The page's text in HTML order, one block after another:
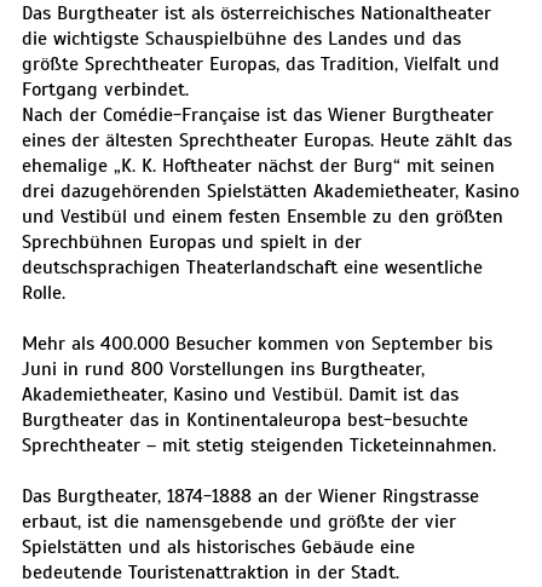
Das Burgtheater ist als österreichisches Nationaltheater
die wichtigste Schauspielbühne des Landes und das
größte Sprechtheater Europas, das Tradition, Vielfalt und
Fortgang verbindet.
Nach der Comédie-Française ist das Wiener Burgtheater
eines der ältesten Sprechtheater Europas. Heute zählt das
ehemalige „K. K. Hoftheater nächst der Burg“ mit seinen
drei dazugehörenden Spielstätten Akademietheater, Kasino
und Vestibül und einem festen Ensemble zu den größten
Sprechbühnen Europas und spielt in der
deutschsprachigen Theaterlandschaft eine wesentliche
Rolle.
Mehr als 400.000 Besucher kommen von September bis
Juni in rund 800 Vorstellungen ins Burgtheater,
Akademietheater, Kasino und Vestibül. Damit ist das
Burgtheater das in Kontinentaleuropa best-besuchte
Sprechtheater – mit stetig steigenden Ticketeinnahmen.
Das Burgtheater, 1874-1888 an der Wiener Ringstrasse
erbaut, ist die namensgebende und größte der vier
Spielstätten und als historisches Gebäude eine
bedeutende Touristenattraktion in der Stadt.